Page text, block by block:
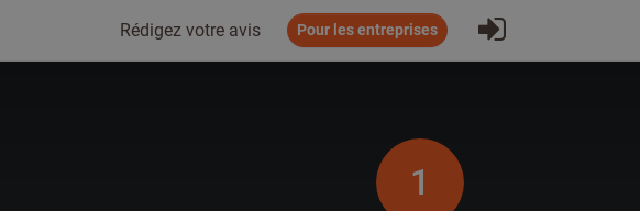
Rédigez votre avis
Pour les entreprises S'inscrire
1